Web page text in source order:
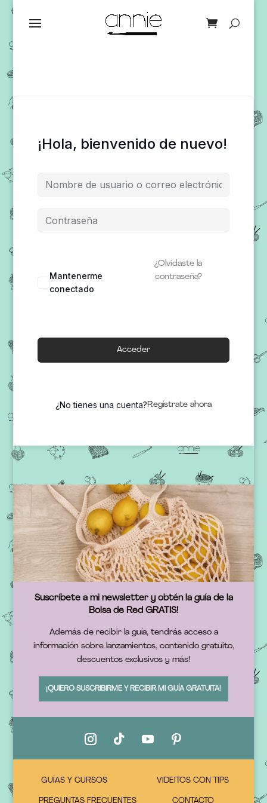
¡Hola, bienvenido de nuevo!
Mantenerme
conectado
¿Olvidaste la
contraseña?
Acceder
¿No tienes una cuenta?Regístrate ahora
Suscríbete a mi newsletter y obtén la guía de la
Bolsa de Red GRATIS!
Además de recibir la guía, tendrás acceso a
información sobre lanzamientos, contenido gratuito,
descuentos exclusivos y más!
¡QUIERO SUSCRIBIRME Y RECIBIR MI GUÍA GRATUITA!
GUÍAS Y CURSOS VIDEITOS CON TIPS
PREGUNTAS FRECUENTES CONTACTO